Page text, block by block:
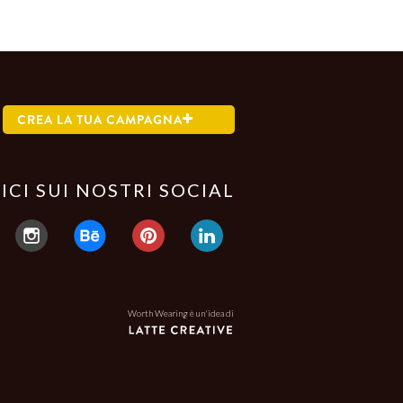
CREA LA TUA CAMPAGNA
SUI NOSTRI SOCIAL
Worth Wearing è un'idea di